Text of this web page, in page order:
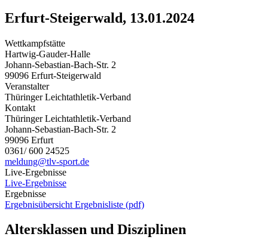
Erfurt-Steigerwald, 13.01.2024
Wettkampfstätte
Hartwig-Gauder-Halle
Johann-Sebastian-Bach-Str. 2
99096 Erfurt-Steigerwald
Veranstalter
Thüringer Leichtathletik-Verband
Kontakt
Thüringer Leichtathletik-Verband
Johann-Sebastian-Bach-Str. 2
99096 Erfurt
0361/ 600 24525
meldung@tlv-sport.de
Live-Ergebnisse
Live-Ergebnisse
Ergebnisse
Ergebnisübersicht Ergebnisliste (pdf)
Altersklassen und Disziplinen